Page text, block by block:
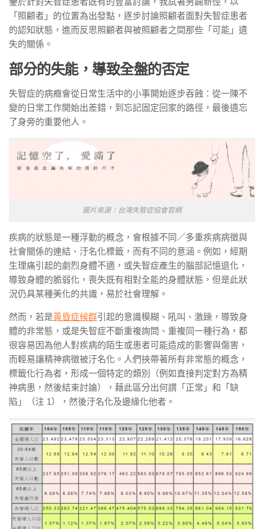
「照顧者」的位置為出發點，逐步討論照顧者面對失智症患者
的認知狀態，進而反思照顧者與被照顧者之間那些「可能」遺
失的關係。
部分的失能，導致全盤的否定
失智症的病癥會從日常生活中的小事開始逐步吞蝕：從一陳不
變的日常工作開始出差錯，到忘記固定回家的路徑，最後遺忘
了身旁的重要他人。
圖片來源：台灣失智症協會官網
疾病的狀態是一種浮動的概念，會根據不同／多重疾病病徵與
社會關係的連結、汙名化標籤，而有不同的意涵。例如，經期
生理痛引起的劇烈身體不適，或失智症產生的腦部記憶退化，
導致身體的脆弱化，喪失既有相對全能的身體狀態，但是此狀
況仍具某種美化的共識，易於社會理解。
然而，若是黃昏症候群引起的意識模糊、吼叫、激躁，導致身
體的非常態，或是失智症不斷重複詢問、重複同一種行為，都
很容易因為他人對疾病的陌生或患者可能造成的影響與傷害，
而輕易讓精神病徵被汙名化。人們挾帶著所有非常態的概念，
標籤化行為者，形成一個特定的類別（例如直接判定對方為精
神病患，然後結束討論），藉此區分出何謂「正常」和「缺
陷」（注 1），然後汙名化及邊緣化他者。